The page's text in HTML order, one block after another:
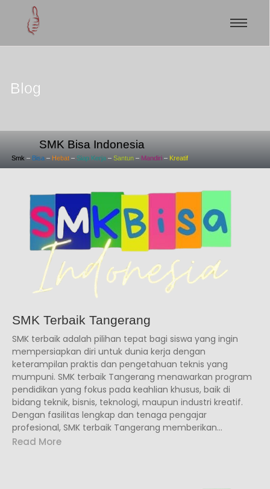
Blog
SMK Bisa Indonesia
Smk – Bisa – Hebat – Siap Kerja – Santun – Mandiri – Kreatif
SMK Terbaik Tangerang
SMK terbaik adalah pilihan tepat bagi siswa yang ingin
mempersiapkan diri untuk dunia kerja dengan
keterampilan praktis dan pengetahuan teknis yang
mumpuni. SMK terbaik Tangerang menawarkan program
pendidikan yang fokus pada keahlian khusus, baik di
bidang teknik, bisnis, teknologi, maupun industri kreatif.
Dengan fasilitas lengkap dan tenaga pengajar
profesional, SMK terbaik Tangerang memberikan...
Read More